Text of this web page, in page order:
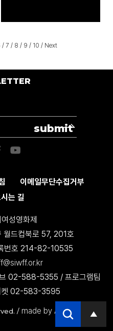
/ 7 / 8 / 9 / 10 / Next
이메일무단수집거부
는 길
성영화제
드컵북로 57, 201호
번호 214-82-10535
02-588-5355 / 프로그램팀
02-583-3595
/ made by AccessICT
submit